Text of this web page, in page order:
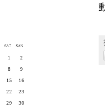
1 2
8 9
15 16
22 23
29 30